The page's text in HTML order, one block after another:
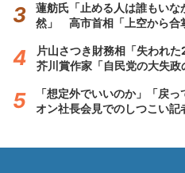
蓮舫氏「止める人は誰もい
然」 高市首相「上空から合
片山さつき財務相「失われ
芥川賞作家「自民党の大失政
「想定外でいいのか」「戻
オン社長会見でのしつこい記